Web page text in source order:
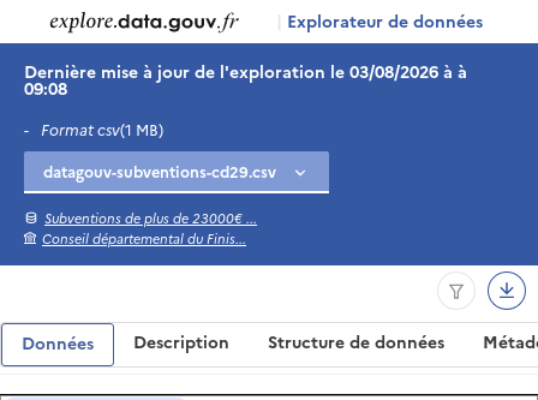
| Explorateur de données
Dernière mise à jour de l'exploration le 03/08/2026 à à
09:08
- Format csv(1 MB)
Subventions de plus de 23000€ ...
Conseil départemental du Finis...
Données Description Structure de données